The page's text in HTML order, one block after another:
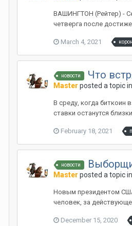
ВАШИНГТОН (Рейтер) -
четверга после
March 4, 2021
новости Что
Master posted a topic in
В среду, когда биткоин
ставки останутся
February 18, 2021
новости
Master posted a topic in
Новым президентом
человек, за
December 15, 2020